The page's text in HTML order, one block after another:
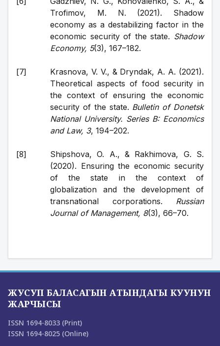
Trofimov, M. N. (2021). Shadow
economy as a destabilizing factor in the
economic security of the state. Shadow
Economy, 5(3), 167–182.
Krasnova, V. V., & Dryndak, A. A. (2021).
Theoretical aspects of food security in
the context of ensuring the economic
security of the state. Bulletin of Donetsk
National University. Series B: Economics
and Law, 3, 194–202.
Shipshova, O. A., & Rakhimova, G. S.
(2020). Ensuring the economic security
of the state in the context of
globalization and the development of
transnational corporations. Russian
Journal of Management, 8(3), 66–70.
ЖУСУП БАЛАСАГЫН АТЫНДАГЫ КУУНУН
ЖАРЧЫСЫ
ISSN 1694-8033 (Print)
ISSN 1694-8025 (Online)